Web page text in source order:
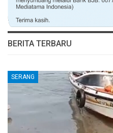
BERITA TERBARU
SERANG